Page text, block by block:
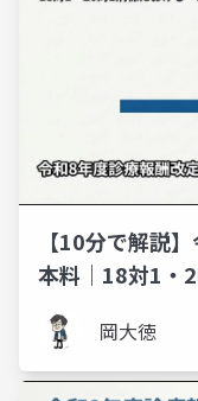
【10分で解説
本料｜18対1・
岡大徳